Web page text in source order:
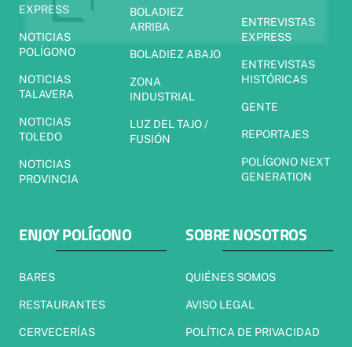
EXPRESS
NOTICIAS
POLÍGONO
NOTICIAS
TALAVERA
NOTICIAS
TOLEDO
NOTICIAS
PROVINCIA
BOLADIEZ
ARRIBA
BOLADIEZ ABAJO
ZONA
INDUSTRIAL
LUZ DEL TAJO /
FUSIÓN
ENTREVISTAS
EXPRESS
ENTREVISTAS
HISTÓRICAS
GENTE
REPORTAJES
POLÍGONO NEXT
GENERATION
ENJOY POLÍGONO
BARES
RESTAURANTES
CERVECERÍAS
SOBRE NOSOTROS
QUIÉNES SOMOS
AVISO LEGAL
POLÍTICA DE PRIVACIDAD